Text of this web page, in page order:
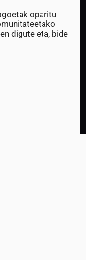
oparitu
digute eta, bide